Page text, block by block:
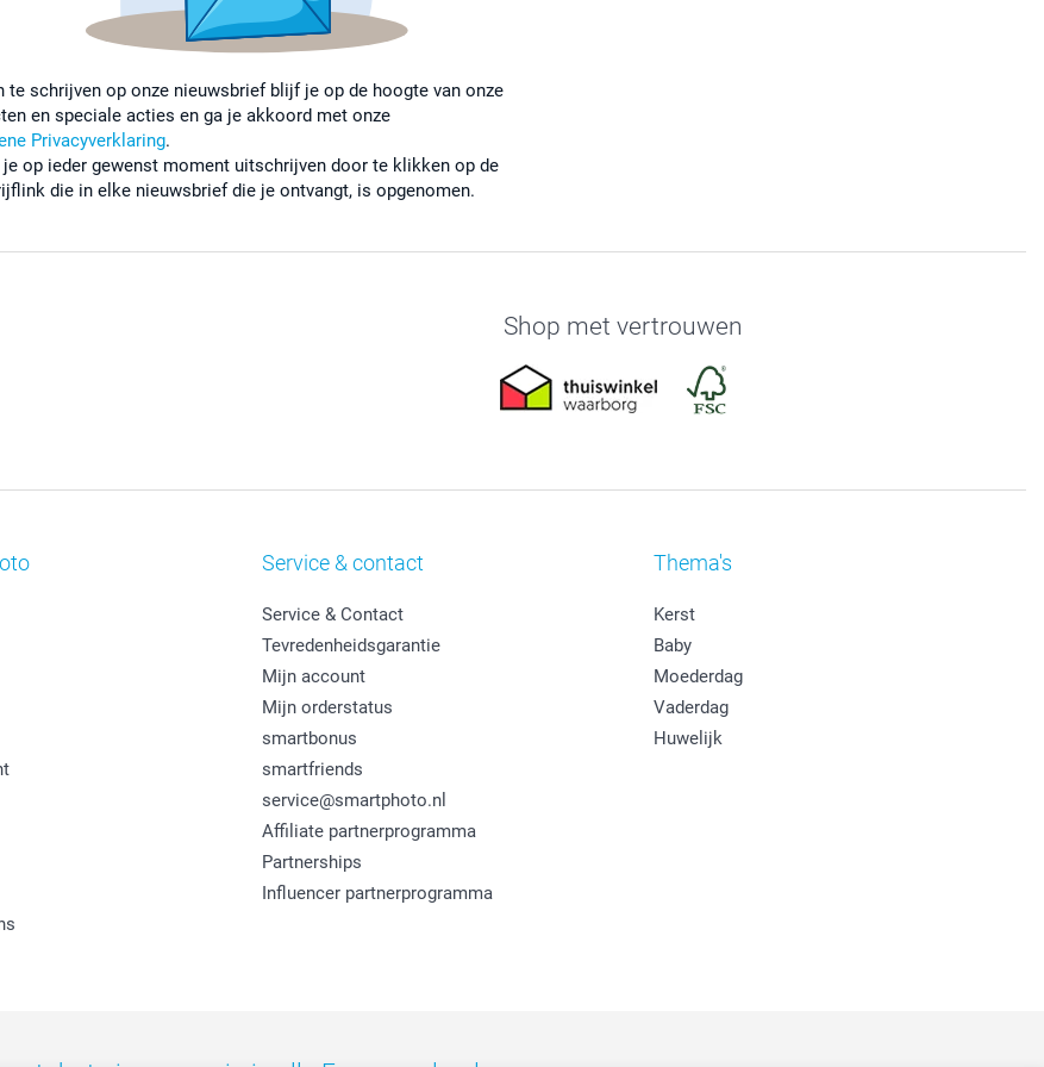
te schrijven op onze nieuwsbrief blijf je op de hoogte van onze
en speciale acties en ga je akkoord met onze
Privacyverklaring.
je op ieder gewenst moment uitschrijven door te klikken op de
die in elke nieuwsbrief die je ontvangt, is opgenomen.
Shop met vertrouwen
Service & contact
Service & Contact
Tevredenheidsgarantie
Mijn account
Mijn orderstatus
smartbonus
smartfriends
service@smartphoto.nl
Affiliate partnerprogramma
Partnerships
Influencer partnerprogramma
Thema's
Kerst
Baby
Moederdag
Vaderdag
Huwelijk